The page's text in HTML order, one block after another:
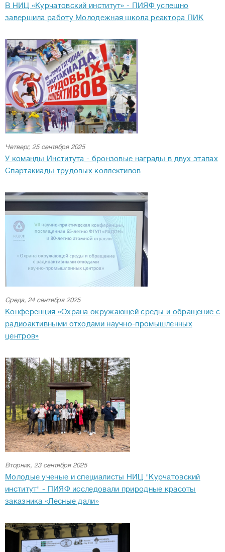
В НИЦ «Курчатовский институт» - ПИЯФ успешно
завершила работу Молодежная школа реактора ПИК
Четверг, 25 сентября 2025
У команды Института - бронзовые награды в двух этапах
Спартакиады трудовых коллективов
Среда, 24 сентября 2025
Конференция «Охрана окружающей среды и обращение с
радиоактивными отходами научно-промышленных
центров»
Вторник, 23 сентября 2025
Молодые ученые и специалисты НИЦ "Курчатовский
институт" - ПИЯФ исследовали природные красоты
заказника «Лесные дали»